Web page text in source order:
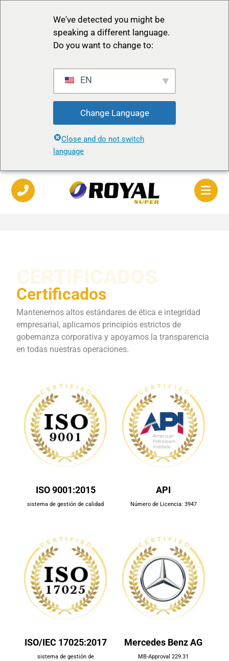
We've detected you might be
speaking a different language.
Do you want to change to:
EN
Change Language
Close and do not switch
language
CERTIFICADOS
Certificados
Mantenemos altos estándares de ética e integridad
empresarial, aplicamos principios estrictos de
gobernanza corporativa y apoyamos la transparencia
en todas nuestras operaciones.
ISO 9001:2015
sistema de gestión de calidad
API
Número de Licencia: 3947
ISO/IEC 17025:2017
sistema de gestión de
Mercedes Benz AG
MB-Approval 229.31